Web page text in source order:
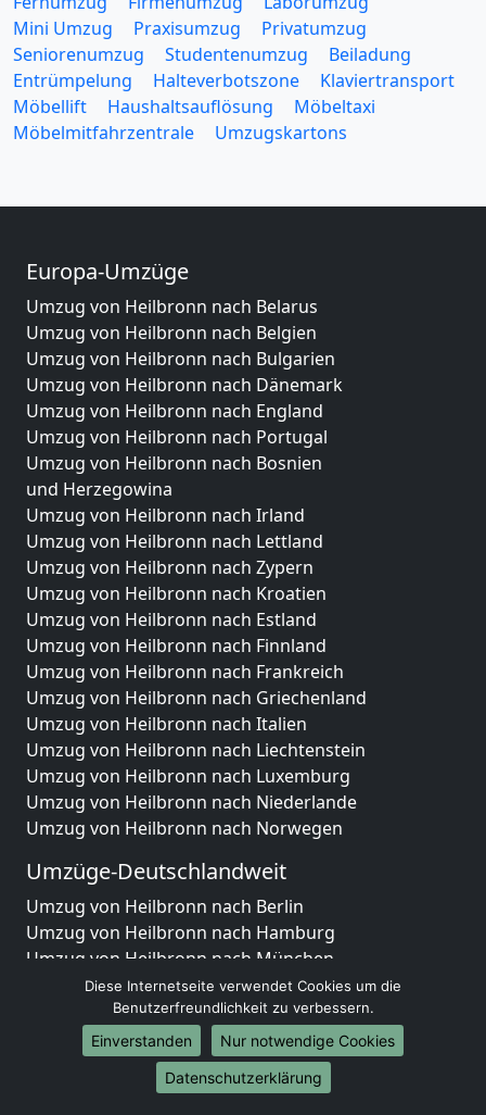
Mini Umzug
Praxisumzug
Privatumzug
Seniorenumzug
Studentenumzug
Beiladung
Entrümpelung
Halteverbotszone
Klaviertransport
Möbellift
Haushaltsauflösung
Möbeltaxi
Möbelmitfahrzentrale
Umzugskartons
Europa-Umzüge
Umzug von Heilbronn nach Belarus
Umzug von Heilbronn nach Belgien
Umzug von Heilbronn nach Bulgarien
Umzug von Heilbronn nach Dänemark
Umzug von Heilbronn nach England
Umzug von Heilbronn nach Portugal
Umzug von Heilbronn nach Bosnien
und Herzegowina
Umzug von Heilbronn nach Irland
Umzug von Heilbronn nach Lettland
Umzug von Heilbronn nach Zypern
Umzug von Heilbronn nach Kroatien
Umzug von Heilbronn nach Estland
Umzug von Heilbronn nach Finnland
Umzug von Heilbronn nach Frankreich
Umzug von Heilbronn nach Griechenland
Umzug von Heilbronn nach Italien
Umzug von Heilbronn nach Liechtenstein
Umzug von Heilbronn nach Luxemburg
Umzug von Heilbronn nach Niederlande
Umzug von Heilbronn nach Norwegen
Umzüge-Deutschlandweit
Umzug von Heilbronn nach Berlin
Umzug von Heilbronn nach Hamburg
Umzug von Heilbronn nach München
Umzug von Heilbronn nach Köln
Umzug von Heilbronn nach Frankfurt am Main
Umzug von Heilbronn nach Stuttgart
Umzug von Heilbronn nach Düsseldorf
Umzug von Heilbronn nach Leipzig
Diese Internetseite verwendet Cookies um die
Benutzerfreundlichkeit zu verbessern.
Einverstanden
Nur notwendige Cookies
Datenschutzerklärung